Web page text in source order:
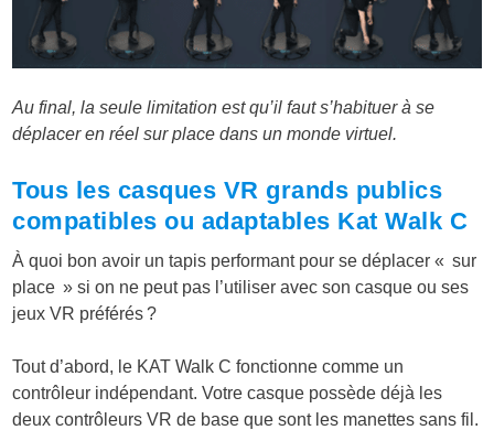
Au final, la seule limitation est qu’il faut s’habituer à se
déplacer en réel sur place dans un monde virtuel.
Tous les casques VR grands publics
compatibles ou adaptables Kat Walk C
À quoi bon avoir un tapis performant pour se déplacer « sur
place » si on ne peut pas l’utiliser avec son casque ou ses
jeux VR préférés ?
Tout d’abord, le KAT Walk C fonctionne comme un
contrôleur indépendant. Votre casque possède déjà les
deux contrôleurs VR de base que sont les manettes sans fil.